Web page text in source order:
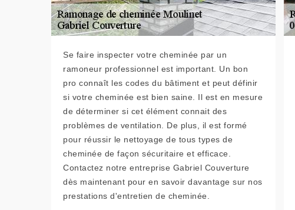
Se faire inspecter votre cheminée par un
ramoneur professionnel est important. Un bon
pro connaît les codes du bâtiment et peut définir
si votre cheminée est bien saine. Il est en mesure
de déterminer si cet élément connait des
problèmes de ventilation. De plus, il est formé
pour réussir le nettoyage de tous types de
cheminée de façon sécuritaire et efficace.
Contactez notre entreprise Gabriel Couverture
dès maintenant pour en savoir davantage sur nos
prestations d'entretien de cheminée.